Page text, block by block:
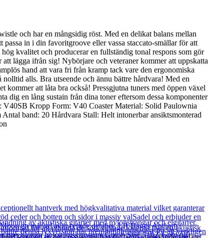
och har en mångsidig röst. Med en delikat balans mellan
in i din favoritgroove eller vassa staccato-smällar för att
kvalitet och producerar en fullständig tonal respons som gör
lägga ifrån sig! Nybörjare och veteraner kommer att uppskatta
hand att vara fri från kramp tack vare den ergonomiska
alls. Bra utseende och ännu bättre hårdvara! Med en
kommer att låta bra också! Pressgjutna tuners med öppen växel
dig en lång sustain från dina toner eftersom dessa komponenter
V40SB Kropp Form: V40 Coaster Material: Solid Paulownia
band: 20 Hårdvara Stall: Helt intonerbar ansiktsmonterad